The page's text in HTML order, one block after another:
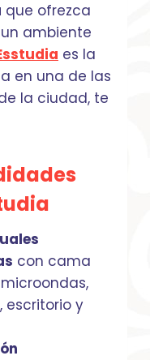
que ofrezca
ambiente
es la
en una de las
la ciudad, te
con cama
escritorio y